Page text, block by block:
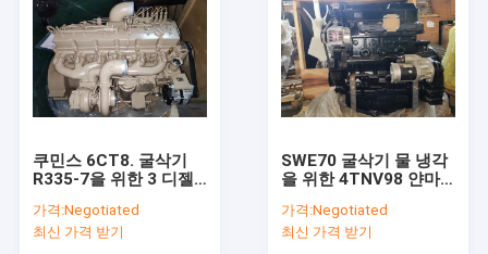
쿠민스 6CT8. 굴삭기
R335-7을 위한 3 디젤
kw 물 냉각
가격:Negotiated
최신 가격 받기
SWE70 굴삭기 물 냉각
을 위한 4TNV98 얀마 4
kw
가격:Negotiated
최신 가격 받기